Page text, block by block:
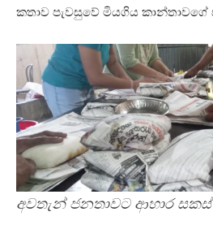
කතාව පැවසුවේ මියගිය කාන්තාවගේ
අවතැන් ජනතාවට ආහාර